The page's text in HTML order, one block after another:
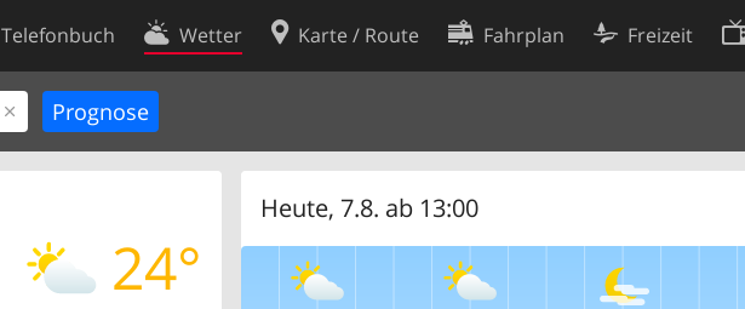
Telefonbuch Wetter Karte / Route Fahrplan Freizeit
24°
Heute, 7.8. ab 13:00
Kontakt
Nutzungsbedingungen
Cookie-Einstellungen